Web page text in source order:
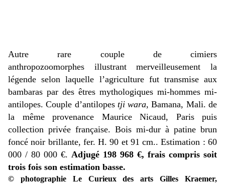
Autre rare couple de cimiers
anthropozoomorphes illustrant merveilleusement la
légende selon laquelle l’agriculture fut transmise aux
bambaras par des êtres mythologiques mi-hommes mi-
antilopes. Couple d’antilopes tji wara, Bamana, Mali. de
la même provenance Maurice Nicaud, Paris puis
collection privée française. Bois mi-dur à patine brun
foncé noir brillante, fer. H. 90 et 91 cm.. Estimation : 60
000 / 80 000 €. Adjugé 198 968 €, frais compris soit
trois fois son estimation basse.
© photographie Le Curieux des arts Gilles Kraemer,